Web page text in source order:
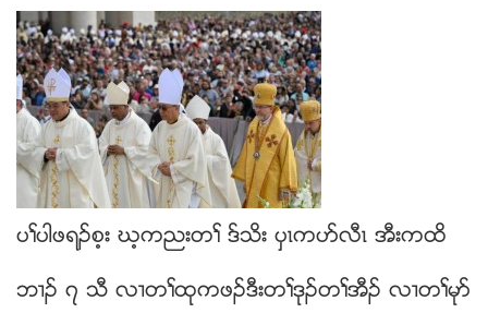
ပႈပါဖရဥစ့း ဃ့ကညးတႈ ဒ္သိး ပွၚကပဏလီၚ အီးကထိ
ဘ႕ဥ ၇ သီ လ႕တႈထုကဖဥဒီးတႈဒုဥတႈအီဥ လ႕တႈမုဏ